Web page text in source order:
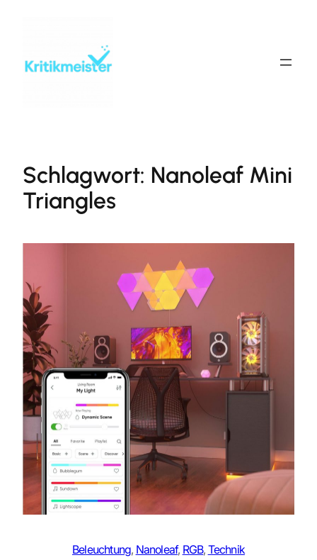
Schlagwort: Nanoleaf Mini
Triangles
Beleuchtung, Nanoleaf, RGB, Technik